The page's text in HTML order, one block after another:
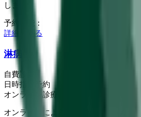
します。
予約可能：
詳細を見る
淋病
自費診療
日時指定予約
オンライン診療
オンラインによる診察で、患者さんの